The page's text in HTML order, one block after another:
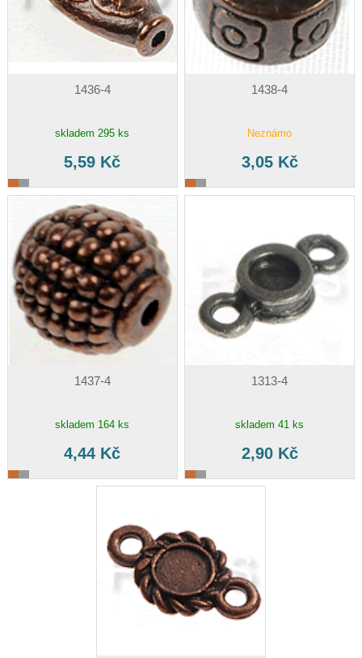
1436-4
skladem 295 ks
5,59 Kč
1438-4
Neznámo
3,05 Kč
1437-4
skladem 164 ks
4,44 Kč
1313-4
skladem 41 ks
2,90 Kč